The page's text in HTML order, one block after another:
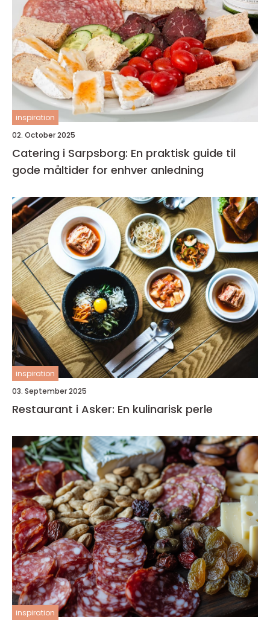
inspiration
02. October 2025
Catering i Sarpsborg: En praktisk guide til
gode måltider for enhver anledning
inspiration
03. September 2025
Restaurant i Asker: En kulinarisk perle
inspiration